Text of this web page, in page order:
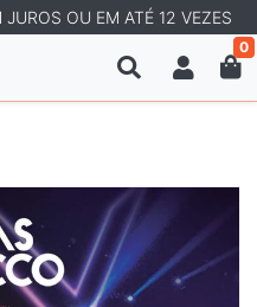
OU EM ATÉ 12 VEZES
0